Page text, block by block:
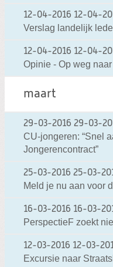
12-04-2016 12-04-
Verslag landelijk
12-04-2016 12-04-
Opinie - Op weg
maart
29-03-2016 29-03-
CU-jongeren: “Snel
Jongerencontract”
25-03-2016 25-03-
Meld je nu aan voor
16-03-2016 16-03-
PerspectieF zoekt
12-03-2016 12-03-
Excursie naar